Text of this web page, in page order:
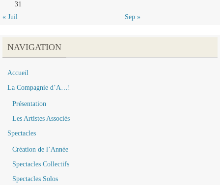
31
« Juil
Sep »
NAVIGATION
Accueil
La Compagnie d’A…!
Présentation
Les Artistes Associés
Spectacles
Création de l’Année
Spectacles Collectifs
Spectacles Solos